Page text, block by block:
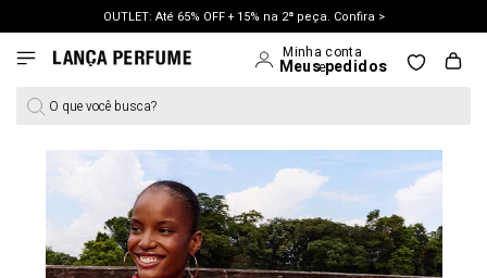
OUTLET: Até 65% OFF + 15% na 2ª peça. Confira >
LANÇAMENTO PRIMAVERA 27. Clique e aproveite.
O que você busca?